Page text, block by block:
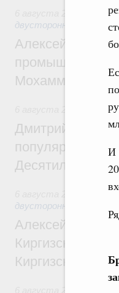
И
двусторонней основе
Алексей
Мохаммадом
Дмитрий
популярного
Десятилетия
двусторонней основе
Алексей
Киргизского
Киргизской